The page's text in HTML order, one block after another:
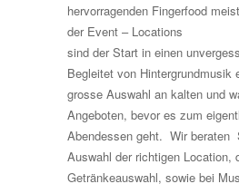
hervorragenden Fingerfood
der Event – Locations
sind der Start in einen
Begleitet von Hintergrundmusik
grosse Auswahl an kalten und
Angeboten, bevor es zum
Abendessen geht. Wir beraten
Auswahl der richtigen Location,
Getränkeauswahl, sowie bei